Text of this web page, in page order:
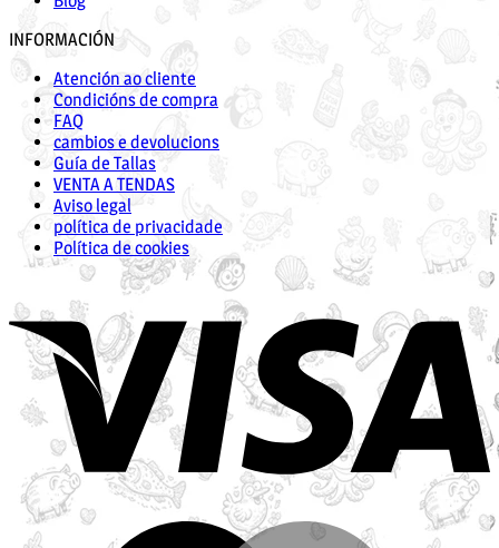
INFORMACIÓN
Atención ao cliente
Condicións de compra
FAQ
cambios e devolucions
Guía de Tallas
VENTA A TENDAS
Aviso legal
política de privacidade
Política de cookies